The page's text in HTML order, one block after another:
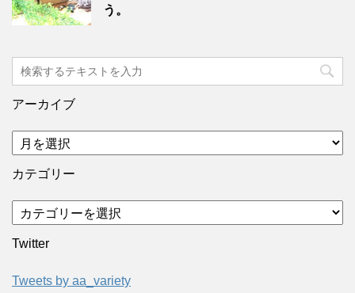
う。
アーカイブ
カテゴリー
Twitter
Tweets by aa_variety